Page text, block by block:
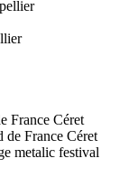
France Céret
France Céret
metalic festival